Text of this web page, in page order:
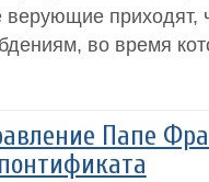
приходят,
во время
Папе